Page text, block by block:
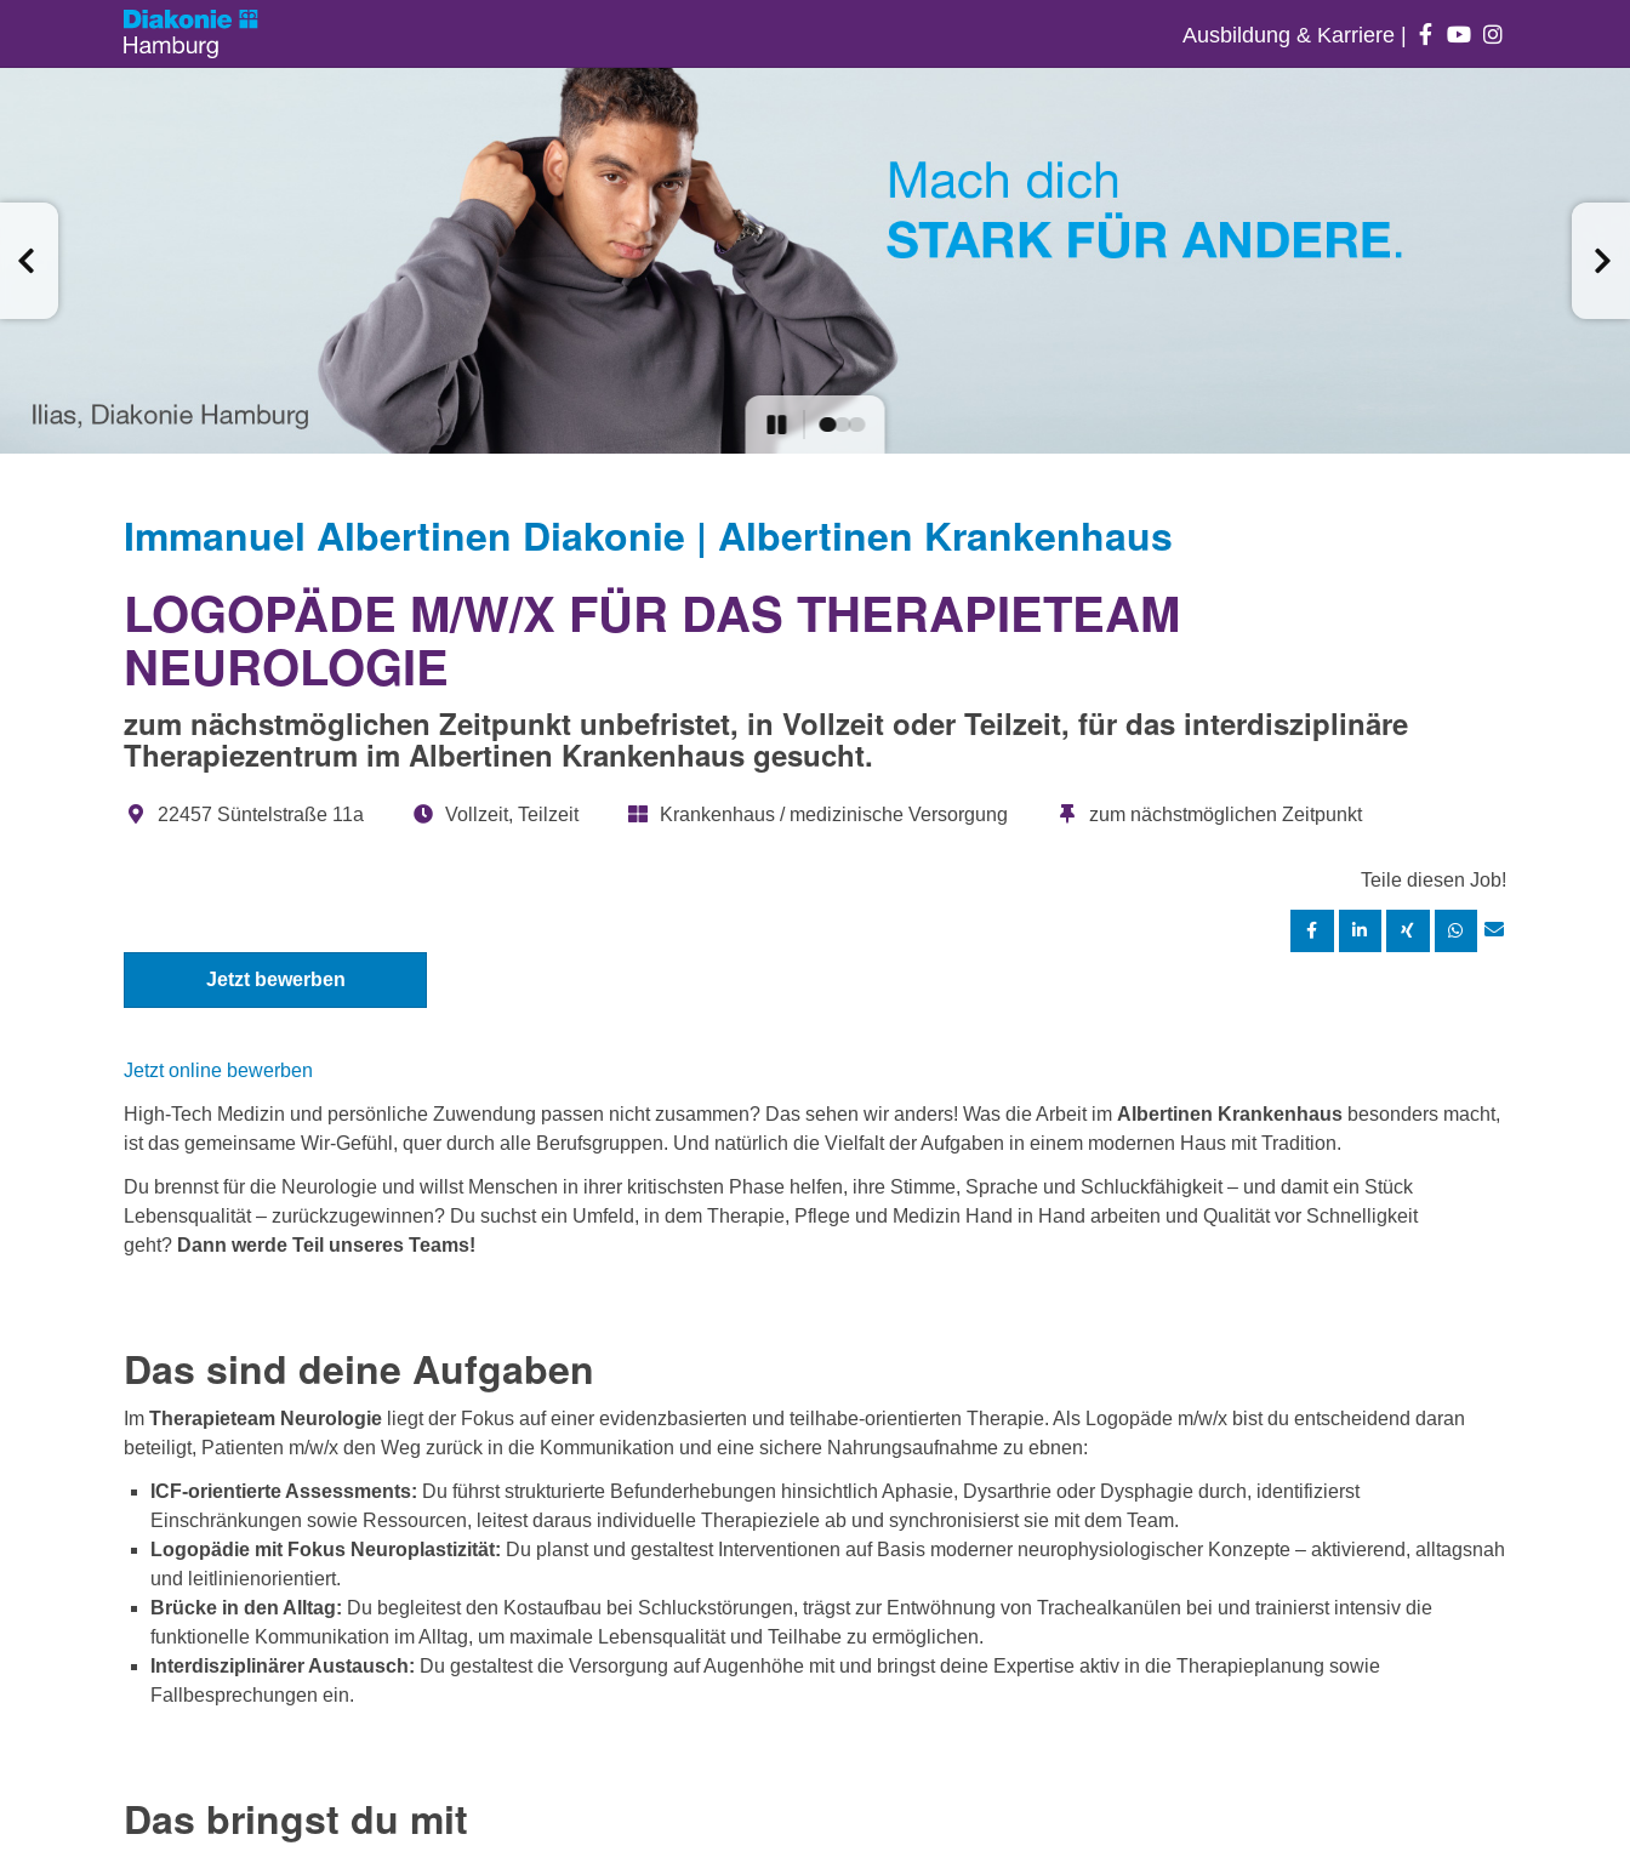
Ausbildung & Karriere |
Immanuel Albertinen Diakonie | Albertinen Krankenhaus
LOGOPÄDE M/W/X FÜR DAS THERAPIETEAM
NEUROLOGIE
zum nächstmöglichen Zeitpunkt unbefristet, in Vollzeit oder Teilzeit, für das interdisziplinäre
Therapiezentrum im Albertinen Krankenhaus gesucht.
22457 Süntelstraße 11a Vollzeit, Teilzeit Krankenhaus / medizinische Versorgung zum nächstmöglichen Zeitpunkt
Teile diesen Job!
Jetzt bewerben
Jetzt online bewerben
High-Tech Medizin und persönliche Zuwendung passen nicht zusammen? Das sehen wir anders! Was die Arbeit im Albertinen Krankenhaus besonders macht,
ist das gemeinsame Wir-Gefühl, quer durch alle Berufsgruppen. Und natürlich die Vielfalt der Aufgaben in einem modernen Haus mit Tradition.
Du brennst für die Neurologie und willst Menschen in ihrer kritischsten Phase helfen, ihre Stimme, Sprache und Schluckfähigkeit – und damit ein Stück
Lebensqualität – zurückzugewinnen? Du suchst ein Umfeld, in dem Therapie, Pflege und Medizin Hand in Hand arbeiten und Qualität vor Schnelligkeit
geht? Dann werde Teil unseres Teams!
Das sind deine Aufgaben
Im Therapieteam Neurologie liegt der Fokus auf einer evidenzbasierten und teilhabe-orientierten Therapie. Als Logopäde m/w/x bist du entscheidend daran
beteiligt, Patienten m/w/x den Weg zurück in die Kommunikation und eine sichere Nahrungsaufnahme zu ebnen:
ICF-orientierte Assessments: Du führst strukturierte Befunderhebungen hinsichtlich Aphasie, Dysarthrie oder Dysphagie durch, identifizierst
Einschränkungen sowie Ressourcen, leitest daraus individuelle Therapieziele ab und synchronisierst sie mit dem Team.
Logopädie mit Fokus Neuroplastizität: Du planst und gestaltest Interventionen auf Basis moderner neurophysiologischer Konzepte – aktivierend, alltagsnah
und leitlinienorientiert.
Brücke in den Alltag: Du begleitest den Kostaufbau bei Schluckstörungen, trägst zur Entwöhnung von Trachealkanülen bei und trainierst intensiv die
funktionelle Kommunikation im Alltag, um maximale Lebensqualität und Teilhabe zu ermöglichen.
Interdisziplinärer Austausch: Du gestaltest die Versorgung auf Augenhöhe mit und bringst deine Expertise aktiv in die Therapieplanung sowie
Fallbesprechungen ein.
Das bringst du mit